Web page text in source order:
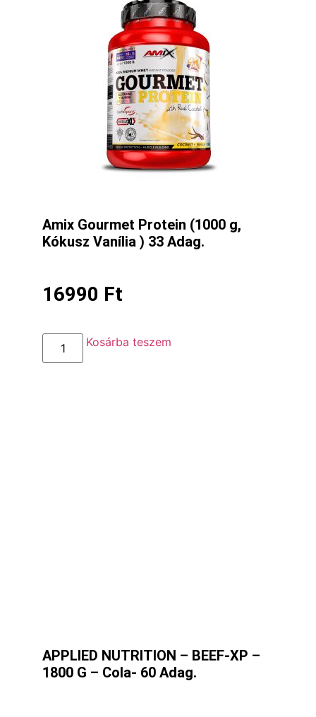
Amix Gourmet Protein (1000 g,
Kókusz Vanília ) 33 Adag.
16990 Ft
Kosárba teszem
APPLIED NUTRITION – BEEF-XP –
1800 G – Cola- 60 Adag.